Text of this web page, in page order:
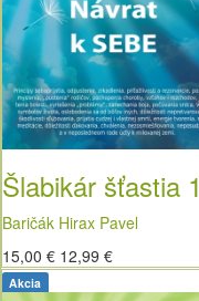
Šlabikár šťastia 1
Baričák Hirax Pavel
15,00 € 12,99 €
Akcia